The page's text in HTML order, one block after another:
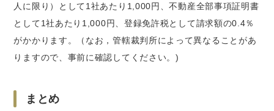
人に限り）として1社あたり1,000円、不動産全部事項証明書
として1社あたり1,000円、登録免許税として請求額の0.4％
がかかります。（なお，管轄裁判所によって異なることがあ
りますので、事前に確認してください。)
まとめ